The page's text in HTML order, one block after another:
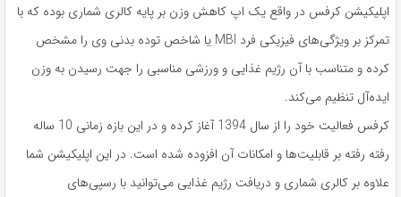
اپلیکیشن کرفس در واقع یک اپ کاهش وزن بر پایه کالری شماری بوده که با
تمرکز بر ویژگی‌های فیزیکی فرد MBI یا شاخص توده بدنی وی را مشخص
کرده و متناسب با آن رژیم غذایی و ورزشی مناسبی را جهت رسیدن به وزن
ایده‌آل تنظیم می‌کند.
کرفس فعالیت خود را از سال 1394 آغاز کرده و در این بازه زمانی 10 ساله
رفته رفته بر قابلیت‌ها و امکانات آن افزوده شده است. در این اپلیکیشن شما
علاوه بر کالری شماری و دریافت رژیم غذایی می‌توانید با رسپی‌های